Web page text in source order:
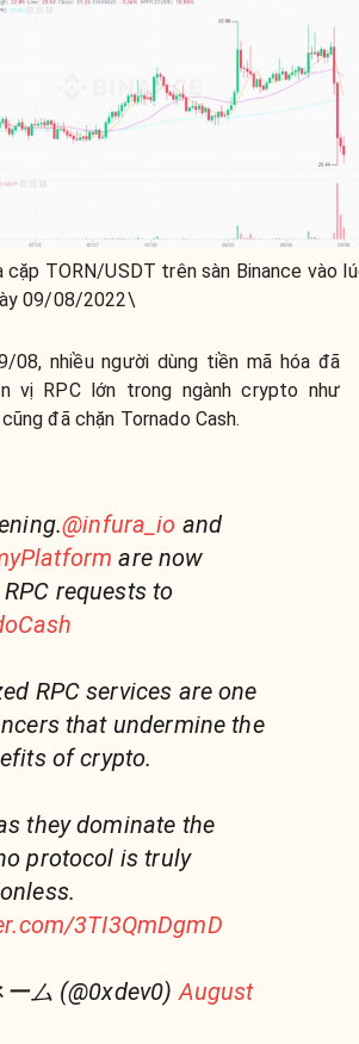
cặp TORN/USDT trên sàn Binance vào
09/08/2022\
08, nhiều người dùng tiền mã hóa đã
vị RPC lớn trong ngành crypto như
đã chặn Tornado Cash.
@infura_io and
are now
requests to
RPC services are one
that undermine the
of crypto.
they dominate the
protocol is truly
3TI3QmDgmD
ム (@0xdev0)August